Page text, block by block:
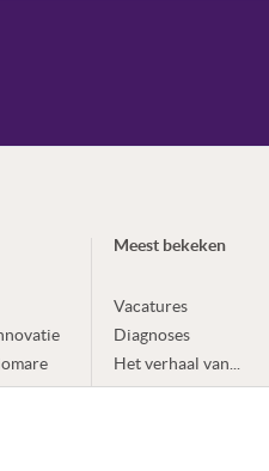
Meest bekeken
Vacatures
Diagnoses
Het verhaal van...
Expertises